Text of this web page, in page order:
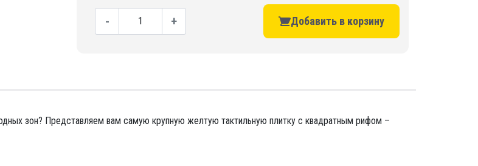
- + Добавить в корзину
зон? Представляем вам самую крупную желтую тактильную плитку с квадратным рифом –